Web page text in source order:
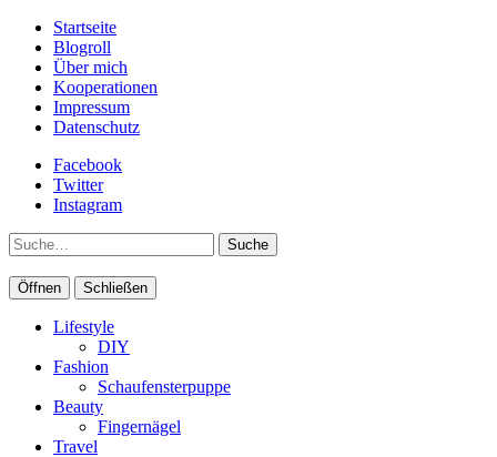
Startseite
Blogroll
Über mich
Kooperationen
Impressum
Datenschutz
Facebook
Twitter
Instagram
Suche
Öffnen Schließen
Lifestyle
DIY
Fashion
Schaufensterpuppe
Beauty
Fingernägel
Travel